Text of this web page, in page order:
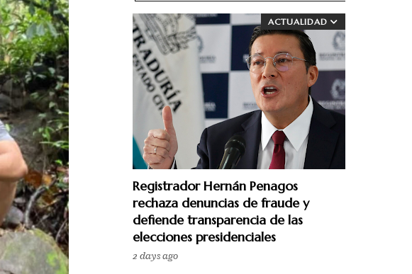
ACTUALIDAD
Registrador Hernán Penagos
rechaza denuncias de fraude y
defiende transparencia de las
elecciones presidenciales
2 days ago